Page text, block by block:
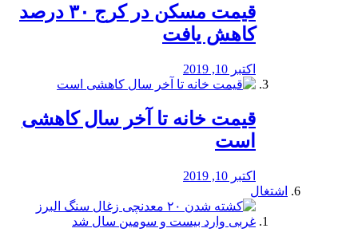
️قیمت مسکن در کرج ۳۰ درصد
کاهش یافت
اکتبر 10, 2019
قیمت خانه تا آخر سال کاهشی
است
اکتبر 10, 2019
اشتغال